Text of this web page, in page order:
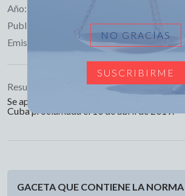
NO GRACIAS
SUSCRIBIRME
Año:
Publicado en:
Gaceta Extraordinaria No. 5
Emisor:
Resumen:
Se aprueba y pone en vigor la Constitución
Cuba proclamada el 10 de abril de 2019.
GACETA QUE CONTIENE LA NORMA